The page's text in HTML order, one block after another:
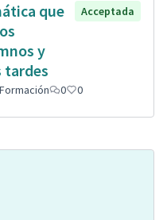
que
y
tardes
Acceptada
Formación 0 0